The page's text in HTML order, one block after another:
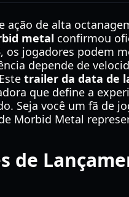
ação de alta
metal confirmou
os jogadores podem
depende de
trailer da data de
que define a
Seja você um fã de
Morbid Metal